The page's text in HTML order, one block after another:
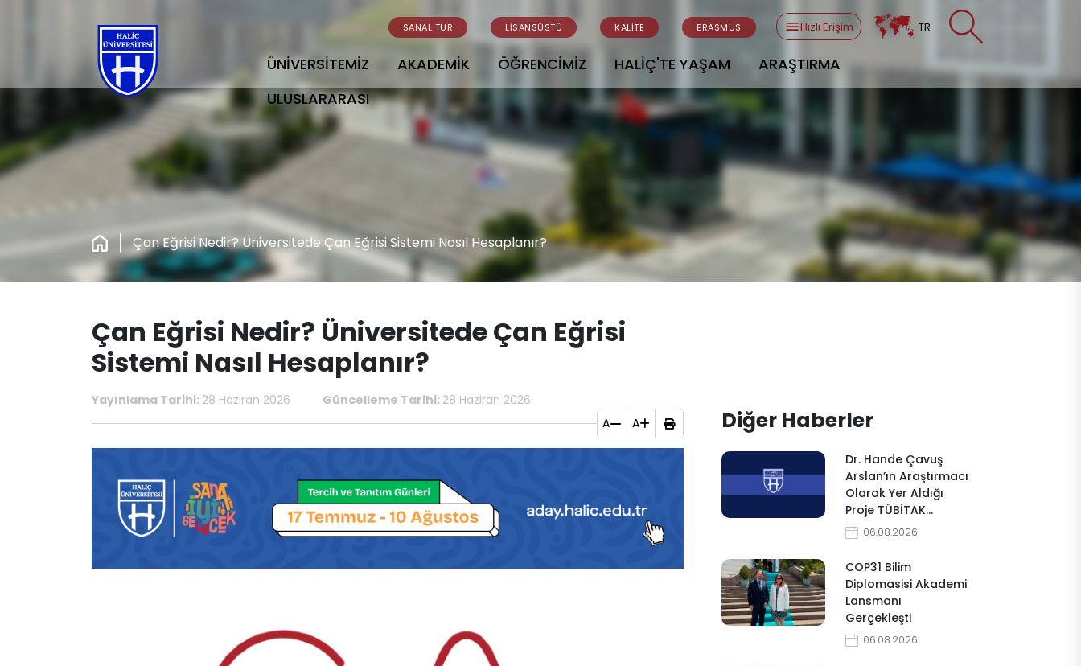
SANAL TUR LİSANSÜSTÜ KALİTE ERASMUS Hızlı Erişim TR
ÜNİVERSİTEMİZ AKADEMİK ÖĞRENCİMİZ HALİÇ'TE YAŞAM
ARAŞTIRMA
ULUSLARARASI
Çan Eğrisi Nedir? Üniversitede Çan Eğrisi Sistemi Nasıl Hesaplanır?
Çan Eğrisi Nedir? Üniversitede Çan Eğrisi
Sistemi Nasıl Hesaplanır?
Yayınlama Tarihi: 28 Haziran 2026 Güncelleme Tarihi: 28 Haziran 2026
A
A Diğer Haberler
Dr. Hande Çavuş
Arslan’ın Araştırmacı
Olarak Yer Aldığı
Proje TÜBİTAK…
06.08.2026
COP31 Bilim
Diplomasisi Akademi
Lansmanı
Gerçekleşti
06.08.2026